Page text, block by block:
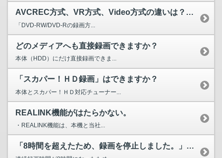
AVCREC方式、VR方式、Video方式の違いは？どのよ...
「DVD-RW/DVD-Rの録画方...
どのメディアへも直接録画できますか？
本体（HDD）にだけ直接録画できま...
「スカパー！ＨＤ録画」はできますか？
本体とスカパー！ＨＤ対応チューナー...
REALINK機能がはたらかない。
・REALINK機能は、本機と当社...
「8時間を超えたため、録画を停止しました。」と画面にメッセ...